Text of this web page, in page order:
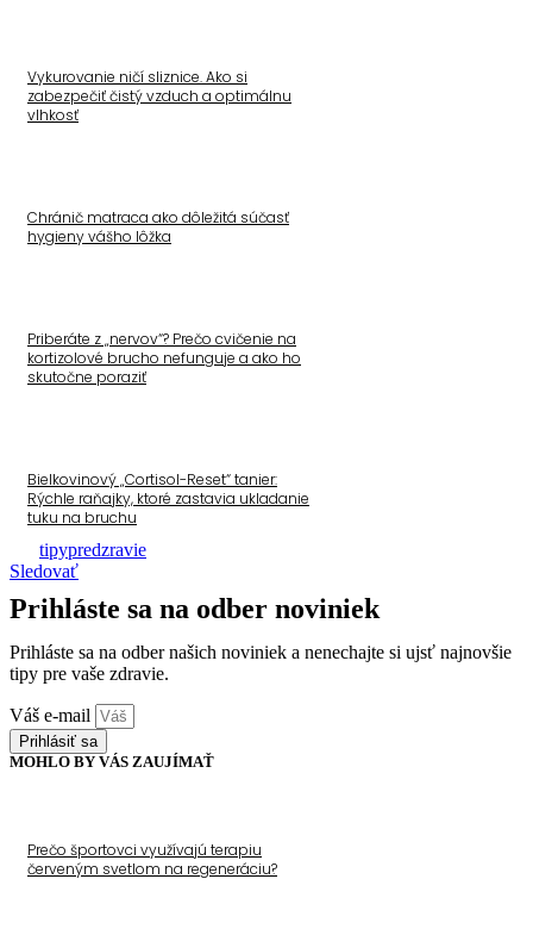
Vykurovanie ničí sliznice. Ako si
zabezpečiť čistý vzduch a optimálnu
vlhkosť
Chránič matraca ako dôležitá súčasť
hygieny vášho lôžka
Priberáte z „nervov“? Prečo cvičenie na
kortizolové brucho nefunguje a ako ho
skutočne poraziť
Bielkovinový „Cortisol-Reset“ tanier:
Rýchle raňajky, ktoré zastavia ukladanie
tuku na bruchu
tipypredzravie
Sledovať
Prihláste sa na odber noviniek
Prihláste sa na odber našich noviniek a nenechajte si ujsť najnovšie
tipy pre vaše zdravie.
Váš e-mail
Prihlásiť sa
MOHLO BY VÁS ZAUJÍMAŤ
Prečo športovci využívajú terapiu
červeným svetlom na regeneráciu?